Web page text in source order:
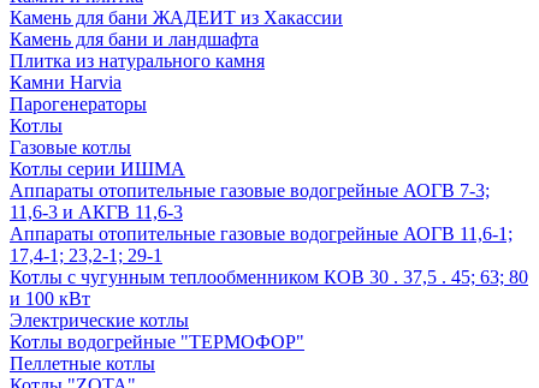
Камень для бани ЖАДЕИТ из Хакассии
Камень для бани и ландшафта
Плитка из натурального камня
Камни Harvia
Парогенераторы
Котлы
Газовые котлы
Котлы серии ИШМА
Аппараты отопительные газовые водогрейные АОГВ 7-3;
11,6-3 и АКГВ 11,6-3
Аппараты отопительные газовые водогрейные АОГВ 11,6-1;
17,4-1; 23,2-1; 29-1
Котлы с чугунным теплообменником КОВ 30 . 37,5 . 45; 63; 80
и 100 кВт
Электрические котлы
Котлы водогрейные "ТЕРМОФОР"
Пеллетные котлы